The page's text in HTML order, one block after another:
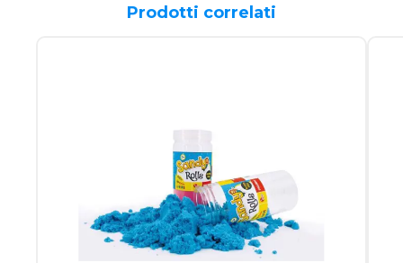
Prodotti correlati